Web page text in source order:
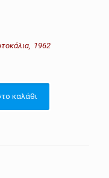
1962
καλάθι